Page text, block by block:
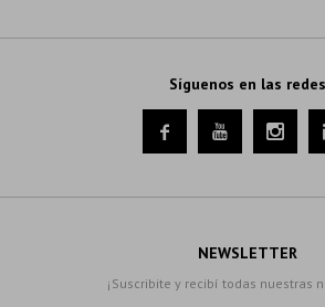
Síguenos en las redes
  
NEWSLETTER
¡Suscribite y recibí todas nuestras